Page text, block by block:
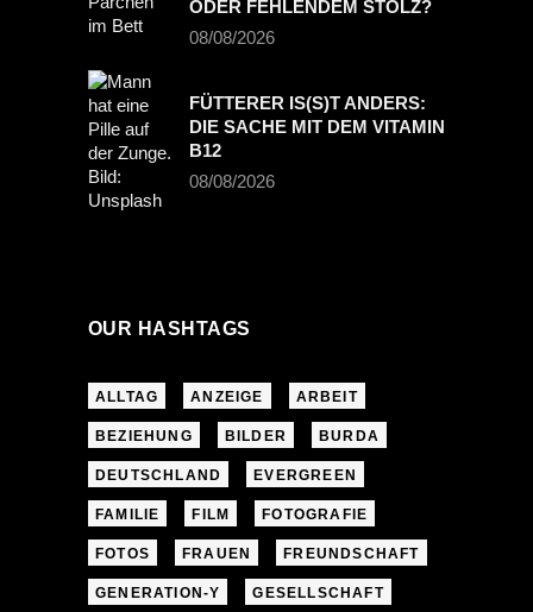
ODER FEHLENDEM STOLZ?
08/08/2026
FÜTTERER IS(S)T ANDERS:
DIE SACHE MIT DEM VITAMIN
B12
08/08/2026
OUR HASHTAGS
ALLTAG ANZEIGE ARBEIT
BEZIEHUNG BILDER BURDA
DEUTSCHLAND EVERGREEN
FAMILIE FILM FOTOGRAFIE
FOTOS FRAUEN FREUNDSCHAFT
GENERATION-Y GESELLSCHAFT